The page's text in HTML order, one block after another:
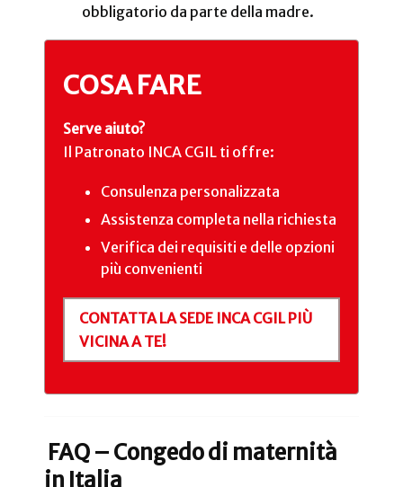
obbligatorio da parte della madre.
COSA FARE
Serve aiuto?
Il Patronato INCA CGIL ti offre:
Consulenza personalizzata
Assistenza completa nella richiesta
Verifica dei requisiti e delle opzioni
più convenienti
CONTATTA LA SEDE INCA CGIL PIÙ
VICINA A TE!
FAQ – Congedo di maternità
in Italia